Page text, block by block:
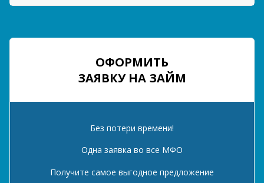
ОФОРМИТЬ
ЗАЯВКУ НА ЗАЙМ
Без потери времени!
Одна заявка во все МФО
Получите самое выгодное предложение